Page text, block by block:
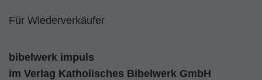
Für Wiederverkäufer
bibelwerk impuls
im Verlag Katholisches Bibelwerk GmbH